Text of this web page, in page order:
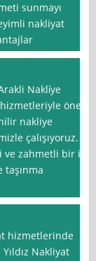
sunmayı
nakliyat
Nakli̇ye
öne
nakliye
çalışıyoruz.
zahmetli bir iş
hizmetlerinde
Nakliyat